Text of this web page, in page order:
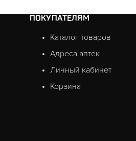
ПОКУПАТЕЛЯМ
Каталог товаров
Адреса аптек
Личный кабинет
Корзина